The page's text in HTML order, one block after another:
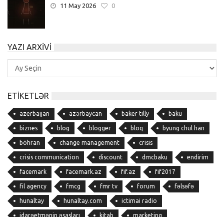
11 May 2026 0
YAZI ARXIVI
Yazı
Arxivi
ETIKETLƏR
azerbaijan azərbaycan baker tilly baku
biznes blog blogger bloq byung chul han
böhran change management crisis
crisis communication discount dmcbaku endirim
facemark facemark.az fif.az fif2017
fil agency fmcg fmr tv forum fəlsəfə
hunaltay hunaltay.com ictimai radio
idarəetmənin əsasları kitab marketing